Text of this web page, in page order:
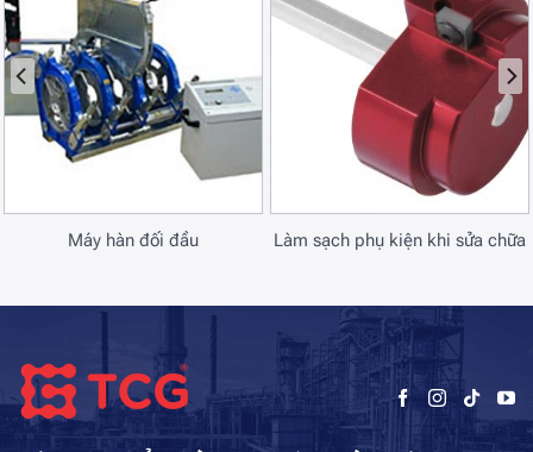
Máy hàn đối đầu Làm sạch phụ kiện khi sửa chữa